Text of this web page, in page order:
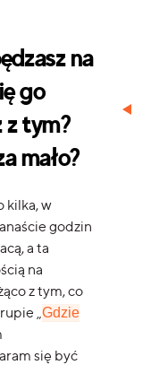
na
go
z tym?
mało?
kilka, w
godzin
a ta
na
z tym, co
„Gdzie
się być